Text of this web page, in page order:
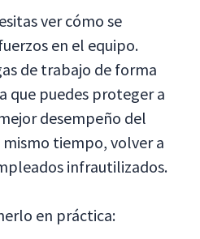
ver cómo se
en el equipo.
de trabajo de forma
que puedes proteger a
desempeño del
tiempo, volver a
infrautilizados.
en práctica: